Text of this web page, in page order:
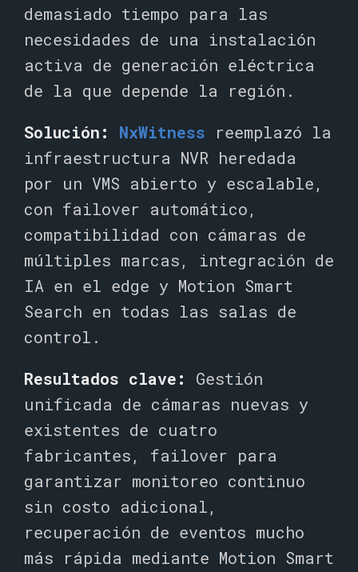
demasiado tiempo para las
necesidades de una instalación
activa de generación eléctrica
de la que depende la región.
Solución:
NxWitness reemplazó la
infraestructura NVR heredada
por un VMS abierto y escalable,
con failover automático,
compatibilidad con cámaras de
múltiples marcas, integración de
IA en el edge y Motion Smart
Search en todas las salas de
control.
Resultados clave: Gestión
unificada de cámaras nuevas y
existentes de cuatro
fabricantes, failover para
garantizar monitoreo continuo
sin costo adicional,
recuperación de eventos mucho
más rápida mediante Motion Smart